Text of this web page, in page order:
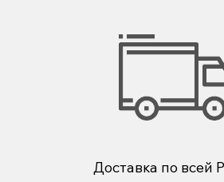
Доставка по всей